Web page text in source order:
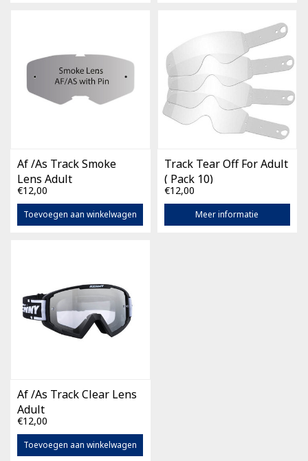
Af /As Track Smoke
Lens Adult
€12,00
Toevoegen aan winkelwagen
Track Tear Off For Adult
( Pack 10)
€12,00
Meer informatie
Af /As Track Clear Lens
Adult
€12,00
Toevoegen aan winkelwagen